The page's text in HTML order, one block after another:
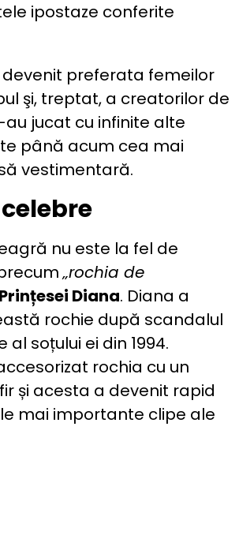
ipostaze conferite
devenit preferata femeilor
şi, treptat, a creatorilor de
jucat cu infinite alte
până acum cea mai
vestimentară.
nu este la fel de
„rochia de
Prințesei Diana. Diana a
rochie după scandalul
al soțului ei din 1994.
rochia cu un
și acesta a devenit rapid
mai importante clipe ale